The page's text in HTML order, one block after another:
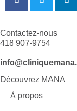
Contactez-nous
418 907-9754
Découvrez MANA
À propos